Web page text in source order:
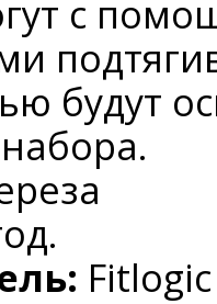
с
будут
Fitlogic